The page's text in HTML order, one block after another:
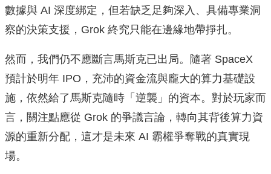
數據與 AI 深度綁定，但若缺乏足夠深入、具備專業洞
察的決策支援，Grok 終究只能在邊緣地帶掙扎。
然而，我們仍不應斷言馬斯克已出局。隨著 SpaceX
預計於明年 IPO，充沛的資金流與龐大的算力基礎設
施，依然給了馬斯克隨時「逆襲」的資本。對於玩家而
言，關注點應從 Grok 的爭議言論，轉向其背後算力資
源的重新分配，這才是未來 AI 霸權爭奪戰的真實現
場。